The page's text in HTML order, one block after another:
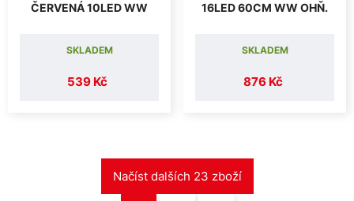
ČERVENÁ 10LED WW
539 Kč
SKLADEM
16LED 60CM WW OHŇ.
876 Kč
SKLADEM